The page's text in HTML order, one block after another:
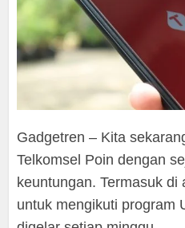
Gadgetren – Kita
Telkomsel Poin dengan
keuntungan. Termasuk
untuk mengikuti program